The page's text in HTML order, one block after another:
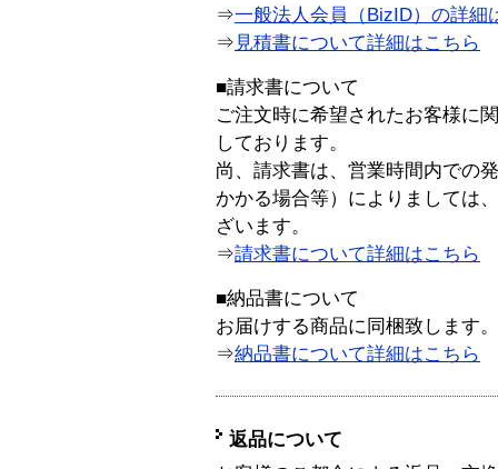
⇒一般法人会員（BizID）の詳細
⇒ 見積書について詳細はこちら
■請求書について
ご注文時に希望されたお客様に
しております。
尚、請求書は、営業時間内での
かかる場合等）によりましては
ざいます。
⇒請求書について詳細はこちら
■納品書について
お届けする商品に同梱致します。
⇒納品書について詳細はこちら
返品について